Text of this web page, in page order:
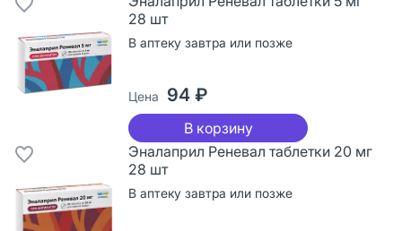
28 шт
В аптеку завтра или позже
Цена 94 ₽
В корзину
Эналаприл Реневал таблетки 20 мг
28 шт
В аптеку завтра или позже